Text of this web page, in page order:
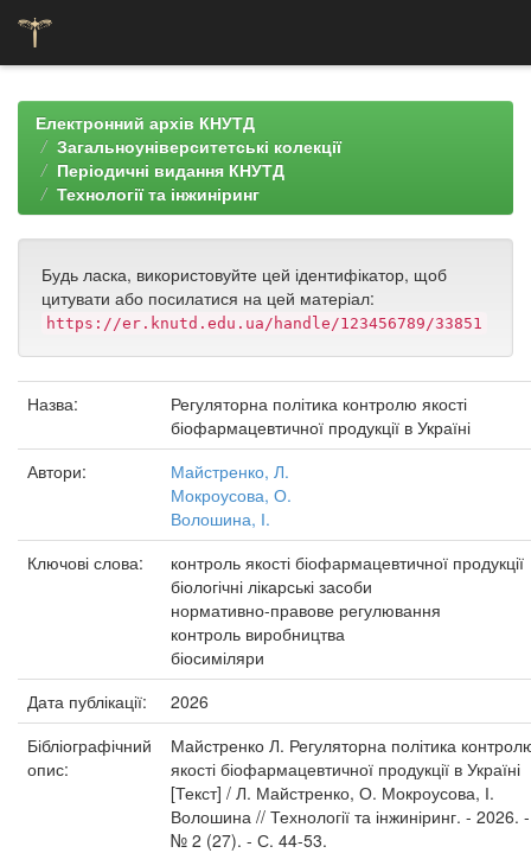
navigationЕлектронний архів КНУТД
Загальноуніверситетські колекції
Періодичні видання КНУТД
Технології та інжиніринг
Будь ласка, використовуйте цей ідентифікатор, щоб
цитувати або посилатися на цей матеріал:
https://er.knutd.edu.ua/handle/123456789/33851
Назва:
Регуляторна політика контролю якості
біофармацевтичної продукції в Україні
Автори:
Майстренко, Л.
Мокроусова, О.
Волошина, І.
Ключові слова:
контроль якості біофармацевтичної продукції
біологічні лікарські засоби
нормативно-правове регулювання
контроль виробництва
біосиміляри
Дата публікації:
2026
Бібліографічний
опис:
Майстренко Л. Регуляторна політика
якості біофармацевтичної продукції в Україні
[Текст] / Л. Майстренко, О. Мокроусова, І.
Волошина // Технології та інжиніринг. - 2026. -
№ 2 (27). - С. 44-53.